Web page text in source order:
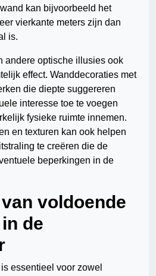
kan bijvoorbeeld het
vierkante meters zijn dan
is.
andere optische illusies ook
effect. Wanddecoraties met
die diepte suggereren
interesse toe te voegen
fysieke ruimte innemen.
en texturen kan ook helpen
te creëren die de
beperkingen in de
voldoende
de
essentieel voor zowel